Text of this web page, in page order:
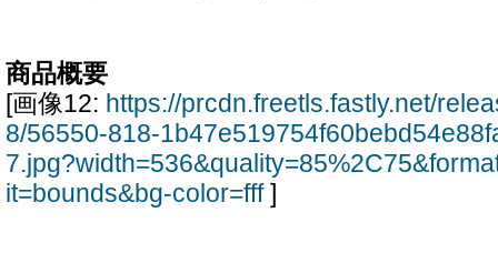
商品概要
[画像12: https://prcdn.freetls.fastly.net/
8/56550-818-
it=bounds&bg-color=fff]